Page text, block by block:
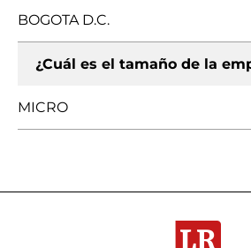
BOGOTA D.C.
¿Cuál es el tamaño de la
MICRO